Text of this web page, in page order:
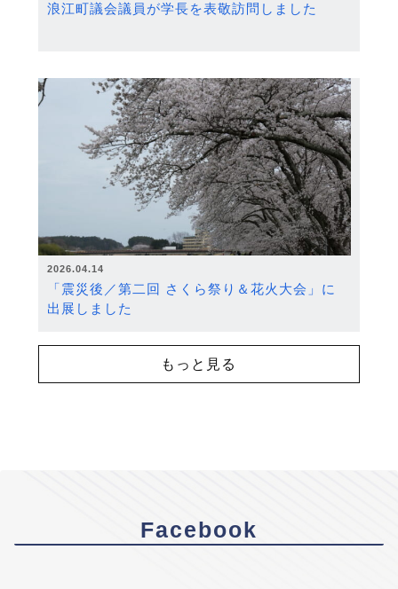
浪江町議会議員が学長を表敬訪問しました
2026.04.14
「震災後／第二回 さくら祭り＆花火大会」に
出展しました
もっと見る
Facebook